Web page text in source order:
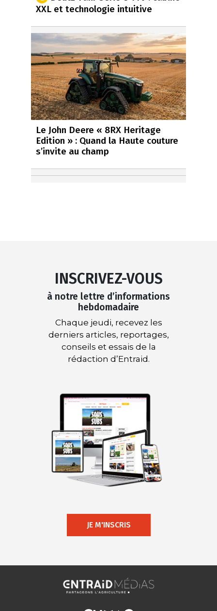
XXL et technologie intuitive
Le John Deere « 8RX Heritage
Edition » : Quand la Haute couture
s’invite au champ
INSCRIVEZ-VOUS
à notre lettre d’informations
hebdomadaire
Chaque jeudi, recevez les
derniers articles, reportages,
conseils et essais de la
rédaction d’Entraid.
JE M'INSCRIS